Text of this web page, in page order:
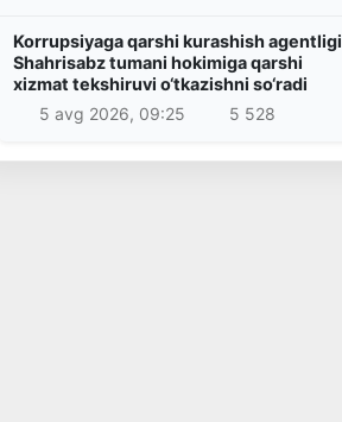
Korrupsiyaga qarshi kurashish agentligi
Shahrisabz tumani hokimiga qarshi
xizmat tekshiruvi o‘tkazishni so‘radi
5 avg 2026, 09:25
5 528